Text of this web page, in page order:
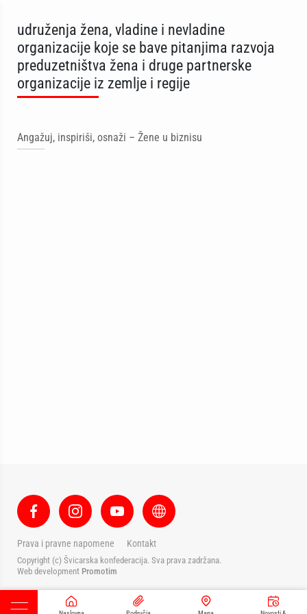
udruženja žena, vladine i nevladine
organizacije koje se bave pitanjima razvoja
preduzetništva žena i druge partnerske
organizacije iz zemlje i regije
Angažuj, inspiriši, osnaži – Žene u biznisu
Prava i pravne napomene Kontakt
Copyright (c) Švicarska konfederacija. Sva prava zadržana.
Web development Promotim